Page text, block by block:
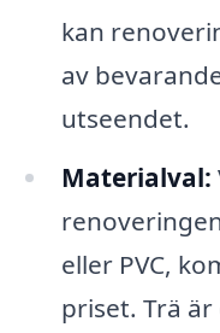
kan
av
utseendet.
Materialval:
eller PVC,
priset. Trä